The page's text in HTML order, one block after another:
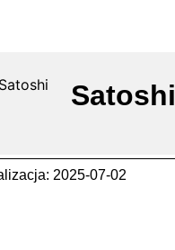
Satoshi
2025-07-02